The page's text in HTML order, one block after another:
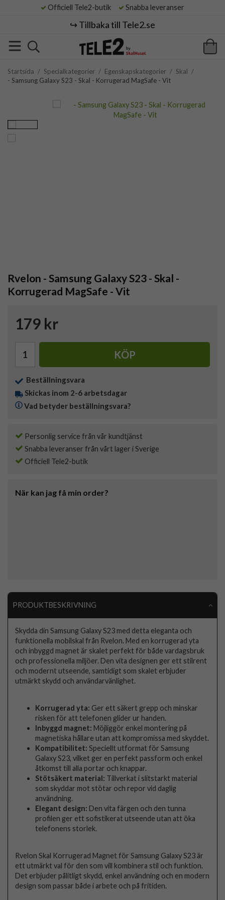
Officiell Tele2-butik Snabba leveranser
↪️ Tillbaka till Tele2.se
Startsida / Specialkategorier / Egenskapskategorier / Skal /
- Samsung Galaxy S23 - Skal - Korrugerad MagSafe - Vit
Rvelon - Samsung Galaxy S23 - Skal -
Korrugerad MagSafe - Vit
179 kr
KÖP
Beställningsvara
Skickas inom 2-6 arbetsdagar
Vad betyder beställningsvara?
Personlig service från vår kundtjänst
Snabba leveranser från vårt lager i Sverige
Officiell Tele2-butik
När kan jag få min order?
PRODUKTBESKRIVNING
Skydda din Samsung Galaxy S23 med detta eleganta och
funktionella mobilskal från Rvelon. Med en korrugerad yta
och inbyggd magnet är skalet perfekt för både vardagsbruk
och professionella miljöer. Den vita designen ger ett stilrent
och modernt utseende, samtidigt som skalet erbjuder
utmärkt skydd och användarvänlighet.
Korrugerad yta: Ger ett säkert grepp och minskar
risken för att telefonen glider ur handen.
Inbyggd magnet: Möjliggör enkel montering på
magnetiska hållare utan att kompromissa med skyddet.
Kompatibilitet: Speciellt utformat för Samsung
Galaxy S23, vilket ger en perfekt passform och enkel
åtkomst till alla portar och knappar.
Stötsäkert material: Tillverkat i slitstarkt material
som skyddar mot stötar och repor vid daglig
användning.
Elegant design: Den vita färgen och den tunna
profilen ger ett sofistikerat utseende utan att öka
telefonens storlek.
Rvelon Skal Korrugerad Magnet för Samsung Galaxy S23 är
ett utmärkt val för den som vill kombinera stil och funktion.
Det erbjuder pålitligt skydd, enkel användning och en modern
design som passar både i arbete och på fritiden.